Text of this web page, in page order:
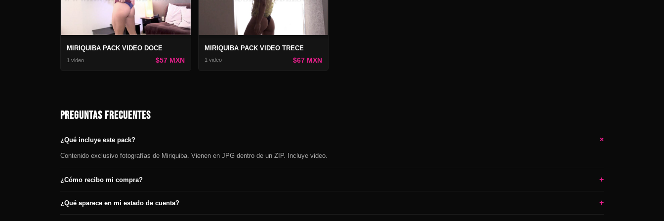
MIRIQUIBA PACK VIDEO DOCE
1 video $57 MXN
MIRIQUIBA PACK VIDEO TRECE
1 video $67 MXN
PREGUNTAS FRECUENTES
¿Qué incluye este pack? +
Contenido exclusivo fotografías de Miriquiba. Vienen en JPG dentro de un ZIP. Incluye video.
¿Cómo recibo mi compra? +
¿Qué aparece en mi estado de cuenta? +